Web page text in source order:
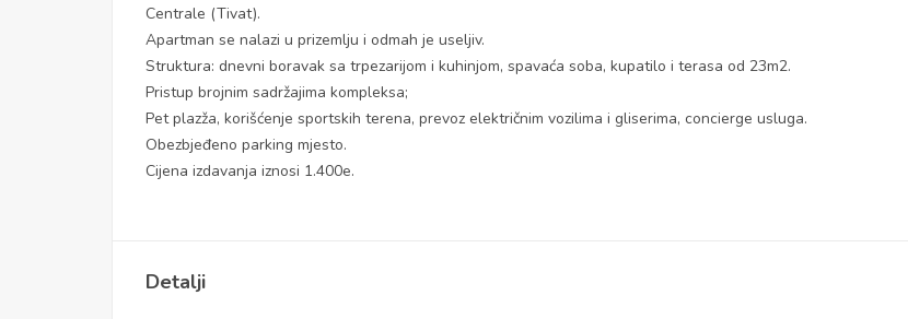
Centrale (Tivat).
Apartman se nalazi u prizemlju i odmah je useljiv.
Struktura: dnevni boravak sa trpezarijom i kuhinjom, spavaća soba, kupatilo i terasa od 23m2.
Pristup brojnim sadržajima kompleksa;
Pet plazža, korišćenje sportskih terena, prevoz električnim vozilima i gliserima, concierge usluga.
Obezbjeđeno parking mjesto.
Cijena izdavanja iznosi 1.400e.
Detalji